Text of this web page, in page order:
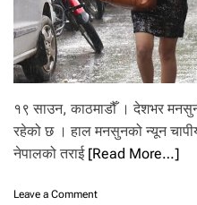
क्यू
आ
र
टी
वि
ट
न
न
ग
अ
१९ साउन, काठमाडौँ । देशभर
रहेको छ । हाल मनसुनको न्यून
नेपालको तराई [Read More…]
Leave a Commento